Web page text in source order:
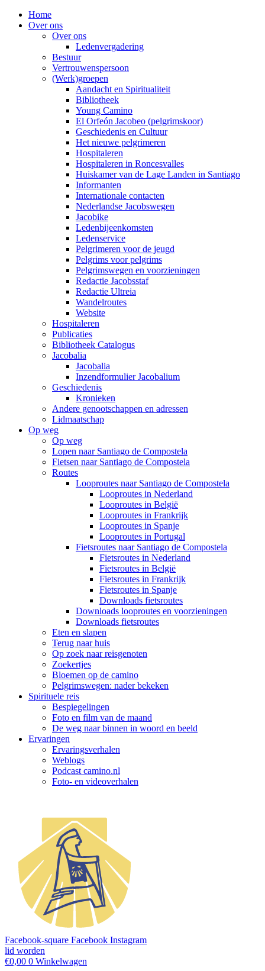
Home
Over ons
Over ons
Ledenvergadering
Bestuur
Vertrouwenspersoon
(Werk)groepen
Aandacht en Spiritualiteit
Bibliotheek
Young Camino
El Orfeón Jacobeo (pelgrimskoor)
Geschiedenis en Cultuur
Het nieuwe pelgrimeren
Hospitaleren
Hospitaleren in Roncesvalles
Huiskamer van de Lage Landen in Santiago
Informanten
Internationale contacten
Nederlandse Jacobswegen
Jacobike
Ledenbijeenkomsten
Ledenservice
Pelgrimeren voor de jeugd
Pelgrims voor pelgrims
Pelgrimswegen en voorzieningen
Redactie Jacobsstaf
Redactie Ultreia
Wandelroutes
Website
Hospitaleren
Publicaties
Bibliotheek Catalogus
Jacobalia
Jacobalia
Inzendformulier Jacobalium
Geschiedenis
Kronieken
Andere genootschappen en adressen
Lidmaatschap
Op weg
Op weg
Lopen naar Santiago de Compostela
Fietsen naar Santiago de Compostela
Routes
Looproutes naar Santiago de Compostela
Looproutes in Nederland
Looproutes in België
Looproutes in Frankrijk
Looproutes in Spanje
Looproutes in Portugal
Fietsroutes naar Santiago de Compostela
Fietsroutes in Nederland
Fietsroutes in België
Fietsroutes in Frankrijk
Fietsroutes in Spanje
Downloads fietsroutes
Downloads looproutes en voorzieningen
Downloads fietsroutes
Eten en slapen
Terug naar huis
Op zoek naar reisgenoten
Zoekertjes
Bloemen op de camino
Pelgrimswegen: nader bekeken
Spirituele reis
Bespiegelingen
Foto en film van de maand
De weg naar binnen in woord en beeld
Ervaringen
Ervaringsverhalen
Weblogs
Podcast camino.nl
Foto- en videoverhalen
Facebook-square Facebook Instagram
lid worden
€0,00 0 Winkelwagen